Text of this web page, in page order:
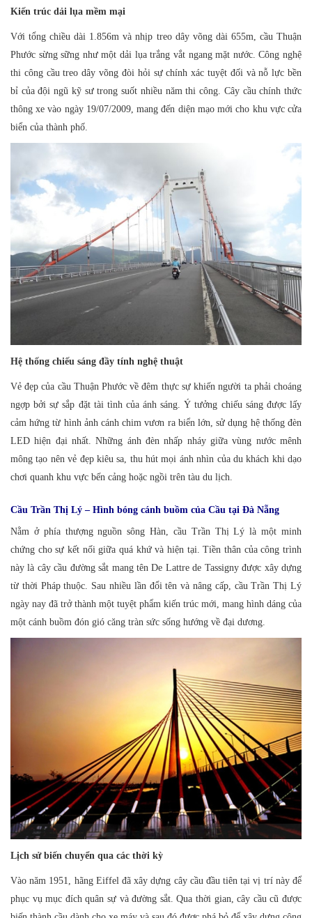
Kiến trúc dải lụa mềm mại
Với tổng chiều dài 1.856m và nhịp treo dây võng dài 655m, cầu Thuận
Phước sừng sững như một dải lụa trắng vắt ngang mặt nước. Công nghệ
thi công cầu treo dây võng đòi hỏi sự chính xác tuyệt đối và nỗ lực bền
bỉ của đội ngũ kỹ sư trong suốt nhiều năm thi công. Cây cầu chính thức
thông xe vào ngày 19/07/2009, mang đến diện mạo mới cho khu vực cửa
biển của thành phố.
Hệ thống chiếu sáng đầy tính nghệ thuật
Vẻ đẹp của cầu Thuận Phước về đêm thực sự khiến người ta phải choáng
ngợp bởi sự sắp đặt tài tình của ánh sáng. Ý tưởng chiếu sáng được lấy
cảm hứng từ hình ảnh cánh chim vươn ra biển lớn, sử dụng hệ thống đèn
LED hiện đại nhất. Những ánh đèn nhấp nháy giữa vùng nước mênh
mông tạo nên vẻ đẹp kiêu sa, thu hút mọi ánh nhìn của du khách khi dạo
chơi quanh khu vực bến cảng hoặc ngồi trên tàu du lịch.
Cầu Trần Thị Lý – Hình bóng cánh buồm của Cầu tại Đà Nẵng
Nằm ở phía thượng nguồn sông Hàn, cầu Trần Thị Lý là một minh
chứng cho sự kết nối giữa quá khứ và hiện tại. Tiền thân của công trình
này là cây cầu đường sắt mang tên De Lattre de Tassigny được xây dựng
từ thời Pháp thuộc. Sau nhiều lần đổi tên và nâng cấp, cầu Trần Thị Lý
ngày nay đã trở thành một tuyệt phẩm kiến trúc mới, mang hình dáng của
một cánh buồm đón gió căng tràn sức sống hướng về đại dương.
Lịch sử biến chuyển qua các thời kỳ
Vào năm 1951, hãng Eiffel đã xây dựng cây cầu đầu tiên tại vị trí này để
phục vụ mục đích quân sự và đường sắt. Qua thời gian, cây cầu cũ được